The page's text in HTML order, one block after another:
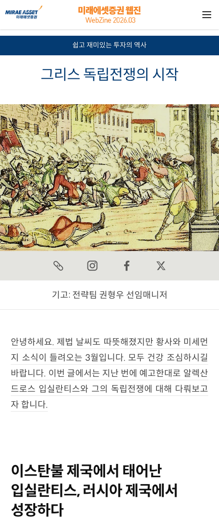
쉽고 재미있는 투자의 역사
그리스 독립전쟁의 시작
기고: 전략팀 권형우 선임매니저
안녕하세요. 제법 날씨도 따뜻해졌지만 황사와 미세먼
지 소식이 들려오는 3월입니다. 모두 건강 조심하시길
바랍니다. 이번 글에서는 지난 번에 예고한대로 알렉산
드로스 입실란티스와 그의 독립전쟁에 대해 다뤄보고
자 합니다.
이스탄불 제국에서 태어난
입실란티스, 러시아 제국에서
성장하다